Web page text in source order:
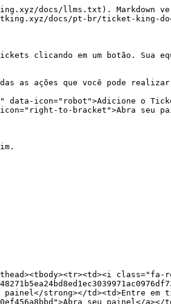
docs/llms.txt). Markdown
docs/pt-br/ticket-king-
clicando em um botão. Sua
as ações que você pode
icon="robot">Adicione o
to-bracket">Abra seu
strong></td><td>Entre em
seu